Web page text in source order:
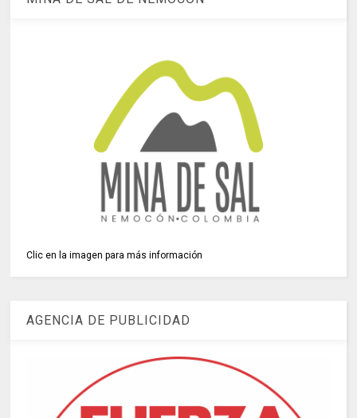
Clic en la imagen para más información
AGENCIA DE PUBLICIDAD